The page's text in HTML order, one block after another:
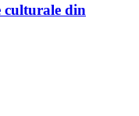
culturale din